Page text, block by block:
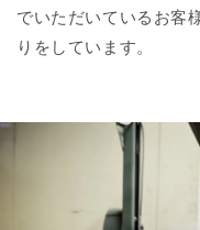
でいただいているお客
りをしています。